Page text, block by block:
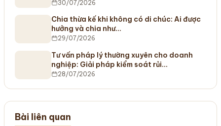
30/07/2026
Chia thừa kế khi không có di chúc: Ai được
hưởng và chia như…
29/07/2026
Tư vấn pháp lý thường xuyên cho doanh
nghiệp: Giải pháp kiểm soát rủi…
28/07/2026
Bài liên quan